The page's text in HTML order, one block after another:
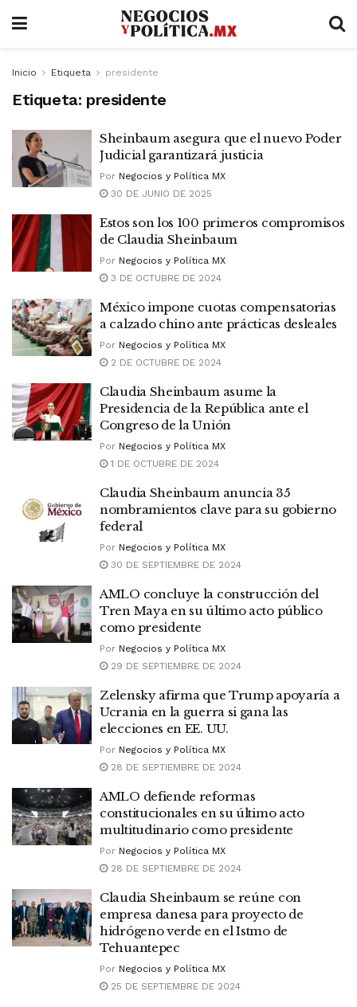
Inicio Etiqueta presidente
Etiqueta: presidente
Sheinbaum asegura que el nuevo Poder
Judicial garantizará justicia
Por Negocios y Política MX
30 DE JUNIO DE 2025
Estos son los 100 primeros compromisos
de Claudia Sheinbaum
Por Negocios y Política MX
3 DE OCTUBRE DE 2024
México impone cuotas compensatorias
a calzado chino ante prácticas desleales
Por Negocios y Política MX
2 DE OCTUBRE DE 2024
Claudia Sheinbaum asume la
Presidencia de la República ante el
Congreso de la Unión
Por Negocios y Política MX
1 DE OCTUBRE DE 2024
Claudia Sheinbaum anuncia 35
nombramientos clave para su gobierno
federal
Por Negocios y Política MX
30 DE SEPTIEMBRE DE 2024
AMLO concluye la construcción del
Tren Maya en su último acto público
como presidente
Por Negocios y Política MX
29 DE SEPTIEMBRE DE 2024
Zelensky afirma que Trump apoyaría a
Ucrania en la guerra si gana las
elecciones en EE. UU.
Por Negocios y Política MX
28 DE SEPTIEMBRE DE 2024
AMLO defiende reformas
constitucionales en su último acto
multitudinario como presidente
Por Negocios y Política MX
28 DE SEPTIEMBRE DE 2024
Claudia Sheinbaum se reúne con
empresa danesa para proyecto de
hidrógeno verde en el Istmo de
Tehuantepec
Por Negocios y Política MX
25 DE SEPTIEMBRE DE 2024